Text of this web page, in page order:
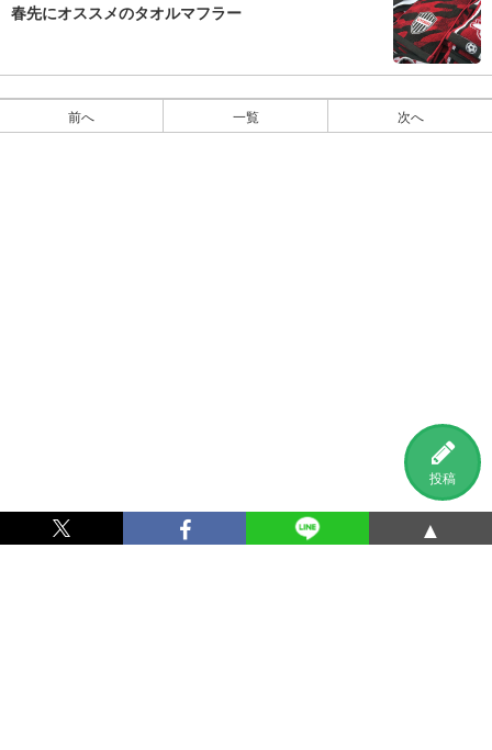
投稿
春先にオススメのタオルマフラー
前へ 一覧 次へ
▲